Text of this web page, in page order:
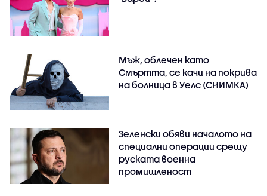
Мъж, облечен като
Смъртта, се качи на покрива
на болница в Уелс (СНИМКА)
Зеленски обяви началото на
специални операции срещу
руската военна
промишленост